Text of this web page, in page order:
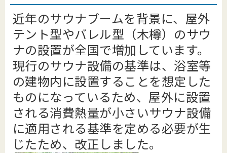
近年のサウナブームを背景に、屋外
テント型やバレル型（木樽）のサウ
ナの設置が全国で増加しています。
現行のサウナ設備の基準は、浴室等
の建物内に設置することを想定した
ものになっているため、屋外に設置
される消費熱量が小さいサウナ設備
に適用される基準を定める必要が生
じたため、改正しました。